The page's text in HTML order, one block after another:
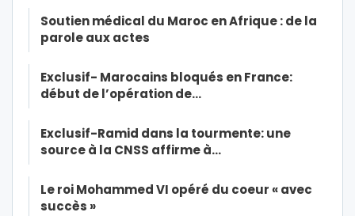
Soutien médical du Maroc en Afrique : de la
parole aux actes
Exclusif- Marocains bloqués en France:
début de l’opération de…
Exclusif-Ramid dans la tourmente: une
source à la CNSS affirme à…
Le roi Mohammed VI opéré du coeur « avec
succès »